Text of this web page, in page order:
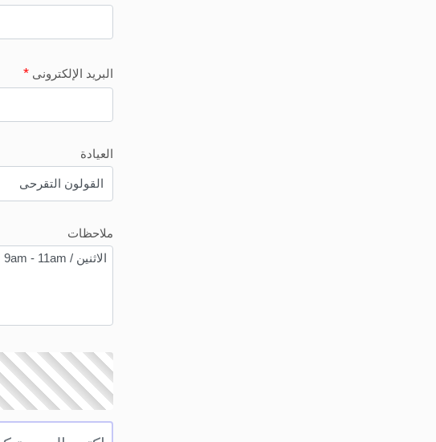
البريد الإلكترونى *
العيادة
ملاحظات